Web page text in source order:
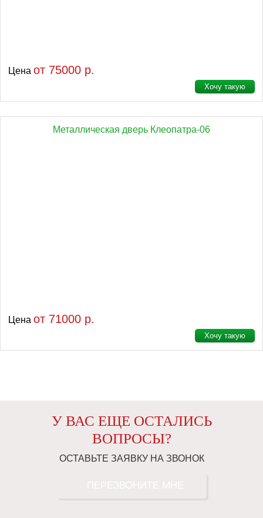
Цена от 75000 р.
Хочу такую
Металлическая дверь Клеопатра-06
Цена от 71000 р.
Хочу такую
У ВАС ЕЩЕ ОСТАЛИСЬ
ВОПРОСЫ?
ОСТАВЬТЕ ЗАЯВКУ НА ЗВОНОК